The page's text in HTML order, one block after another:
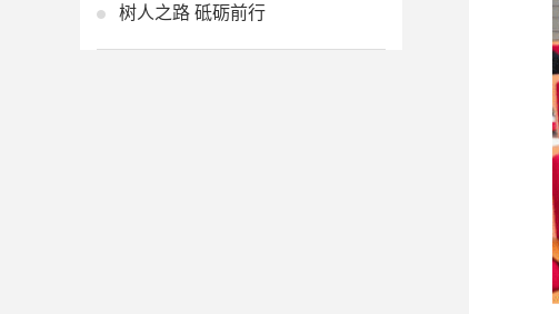
树人之路 砥砺前行